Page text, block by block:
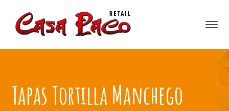
Tapas Tortilla Manchego